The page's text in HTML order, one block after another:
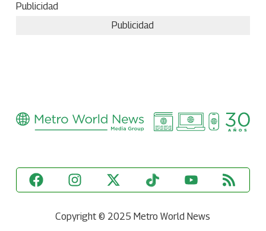
Publicidad
Publicidad
Copyright © 2025 Metro World News